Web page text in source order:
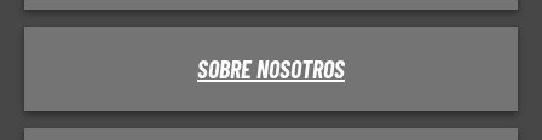
SOBRE NOSOTROS